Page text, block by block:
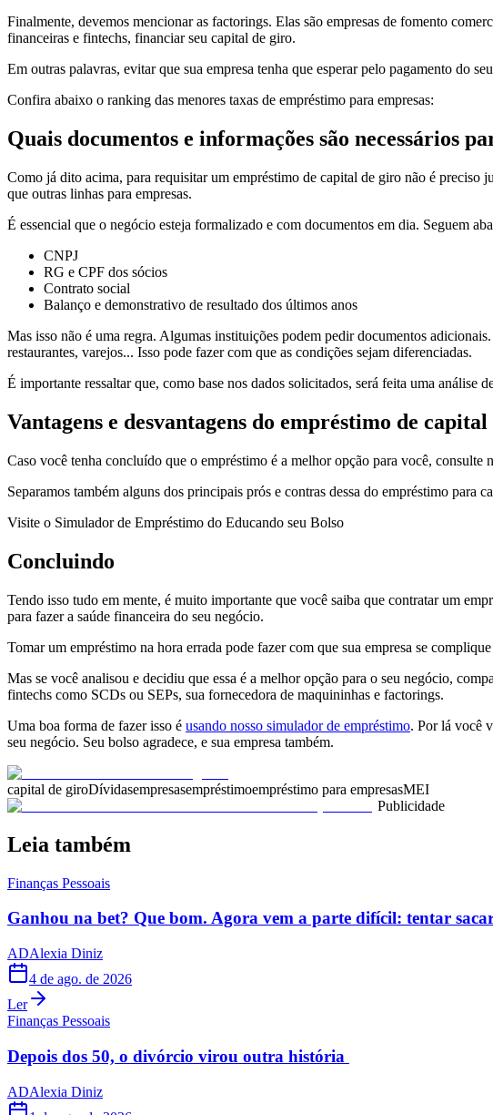
Finalmente, devemos mencionar as factorings. Elas são empresas de fomento
financeiras e fintechs, financiar seu capital de giro.
Em outras palavras, evitar que sua empresa tenha que esperar pelo pagamento do
Confira abaixo o ranking das menores taxas de empréstimo para empresas:
Quais documentos e informações são necessários
Como já dito acima, para requisitar um empréstimo de capital de giro não é preciso
que outras linhas para empresas.
É essencial que o negócio esteja formalizado e com documentos em dia. Seguem
CNPJ
RG e CPF dos sócios
Contrato social
Balanço e demonstrativo de resultado dos últimos anos
Mas isso não é uma regra. Algumas instituições podem pedir documentos
restaurantes, varejos... Isso pode fazer com que as condições sejam diferenciadas.
É importante ressaltar que, como base nos dados solicitados, será feita uma análise
Vantagens e desvantagens do empréstimo de
Caso você tenha concluído que o empréstimo é a melhor opção para você, consulte
Separamos também alguns dos principais prós e contras dessa do empréstimo para
Visite o Simulador de Empréstimo do Educando seu Bolso
Concluindo
Tendo isso tudo em mente, é muito importante que você saiba que contratar um
para fazer a saúde financeira do seu negócio.
Tomar um empréstimo na hora errada pode fazer com que sua empresa se
Mas se você analisou e decidiu que essa é a melhor opção para o seu negócio,
fintechs como SCDs ou SEPs, sua fornecedora de maquininhas e factorings.
Uma boa forma de fazer isso é usando nosso simulador de empréstimo. Por lá você
seu negócio. Seu bolso agradece, e sua empresa também.
capital de giroDívidasempresasempréstimoempréstimo para empresasMEI
Publicidade
Leia também
Finanças Pessoais
Ganhou na bet? Que bom. Agora vem a parte difícil: tentar
ADAlexia Diniz
4 de ago. de 2026
Ler
Finanças Pessoais
Depois dos 50, o divórcio virou outra história
ADAlexia Diniz